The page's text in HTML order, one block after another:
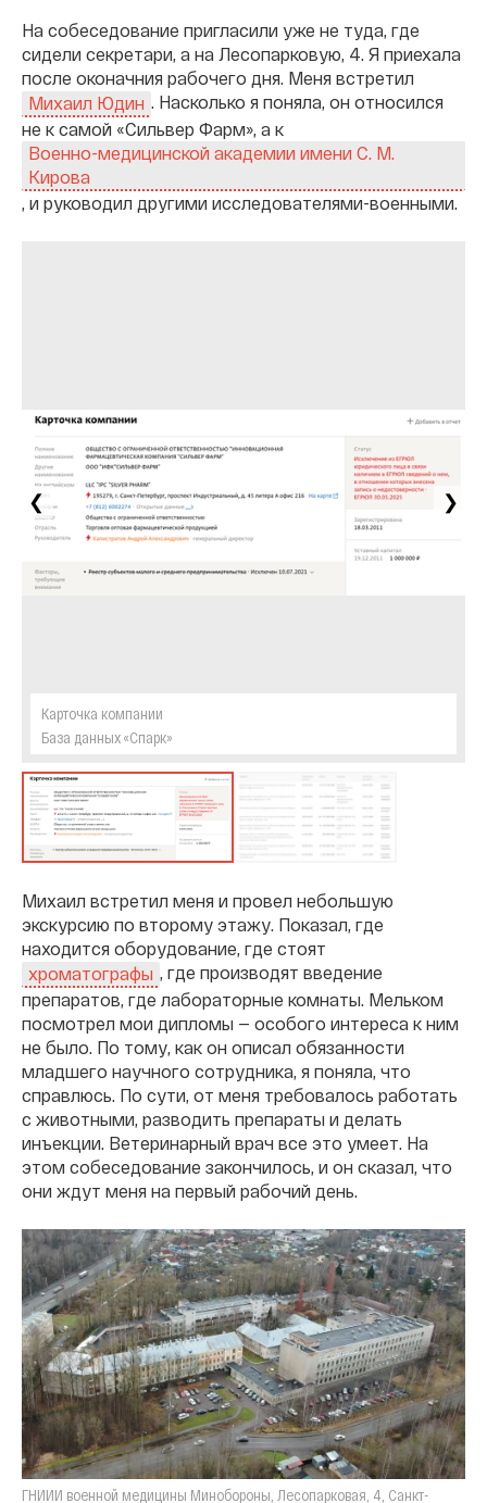
На собеседование пригласили уже не туда, где
сидели секретари, а на Лесопарковую, 4. Я приехала
после оконачния рабочего дня. Меня встретил
Михаил Юдин . Насколько я поняла, он относился
не к самой «Сильвер Фарм», а к
Военно-медицинской академии имени С. М.
Кирова
, и руководил другими исследователями-военными.
❮
Карточка компании
База данных «Спарк»
❯
Михаил встретил меня и провел небольшую
экскурсию по второму этажу. Показал, где
находится оборудование, где стоят
хроматографы , где производят введение
препаратов, где лабораторные комнаты. Мельком
посмотрел мои дипломы — особого интереса к ним
не было. По тому, как он описал обязанности
младшего научного сотрудника, я поняла, что
справлюсь. По сути, от меня требовалось работать
с животными, разводить препараты и делать
инъекции. Ветеринарный врач все это умеет. На
этом собеседование закончилось, и он сказал, что
они ждут меня на первый рабочий день.
ГНИИИ военной медицины Минобороны, Лесопарковая, 4, Санкт-